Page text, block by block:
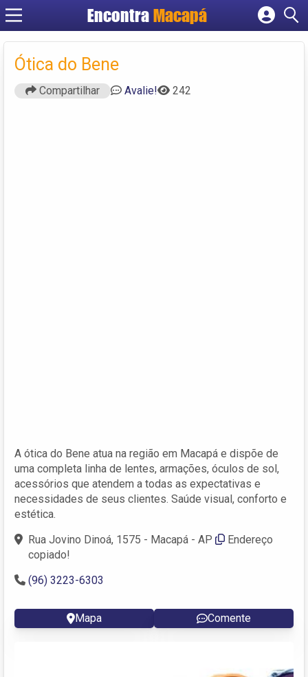
EncontraMacapá
Cadastrar empresa
Ótica do Bene
Compartilhar Avalie! 242
A ótica do Bene atua na região em Macapá e dispõe de
uma completa linha de lentes, armações, óculos de sol,
acessórios que atendem a todas as expectativas e
necessidades de seus clientes. Saúde visual, conforto e
estética.
Rua Jovino Dinoá, 1575 - Macapá - AP
Endereço
copiado!
(96) 3223-6303
Mapa Comente